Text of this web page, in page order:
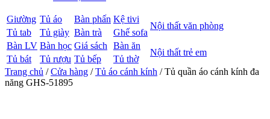
Giường Tủ áo Bàn phấn Kệ tivi
Nội thất văn phòng
Tủ tab Tủ giày Bàn trà
Ghế sofa
Bàn LV Bàn học Giá sách Bàn ăn
Nội thất trẻ em
Tủ bát Tủ rượu Tủ bếp
Tủ thờ
Trang chủ /Cửa hàng /Tủ áo cánh kính / Tủ quần áo cánh kính đa
năng GHS-51895